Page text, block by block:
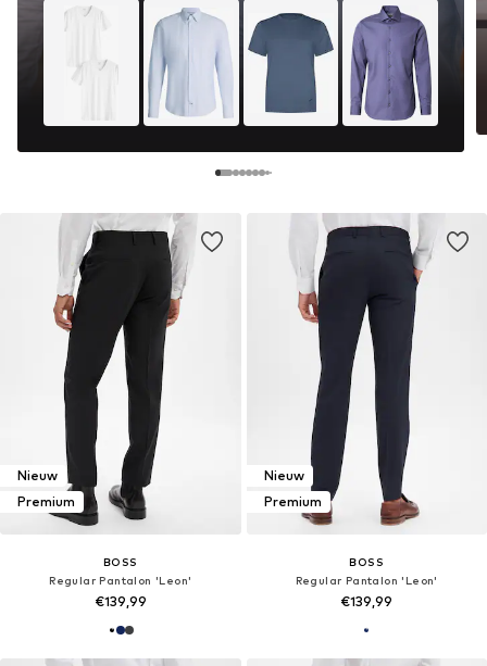
Nieuw
Premium
BOSS
Regular Pantalon 'Leon'
€139,99
Nieuw
Premium
BOSS
Regular Pantalon 'Leon'
€139,99